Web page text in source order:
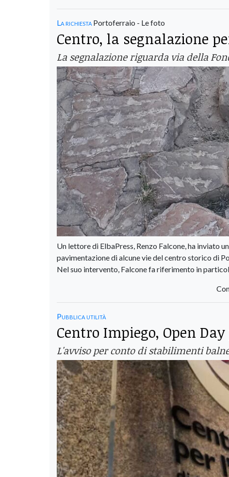
La richiesta Portoferraio - Le foto
Centro, la segnalazione
La segnalazione riguarda via della
Un lettore di ElbaPress, Renzo Falcone, ha inviato
pavimentazione di alcune vie del centro storico di
Nel suo intervento, Falcone fa riferimento in
Pubblica utilità
Centro Impiego, Open
L'avviso per conto di stabilimenti